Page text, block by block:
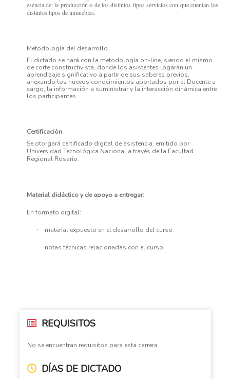
esencia de: la producción o de los distintos tipos servicios con que cuentan los
distintos tipos de inmuebles.
Metodología del desarrollo
El dictado se hará con la metodología on-line, siendo el mismo
de corte constructivista, donde los asistentes logarán un
aprendizaje significativo a partir de sus saberes previos,
anexando los nuevos conocimientos aportados por el Docente a
cargo, la información a suministrar y la interacción dinámica entre
los participantes.
Certificación
Se otorgará certificado digital de asistencia, emitido por
Universidad Tecnológica Nacional a través de la Facultad
Regional Rosario.
Material didáctico y de apoyo a entregar:
En formato digital:
· material expuesto en el desarrollo del curso.
· notas técnicas relacionadas con el curso.
REQUISITOS
No se encuentran requisitos para esta carrera.
DÍAS DE DICTADO